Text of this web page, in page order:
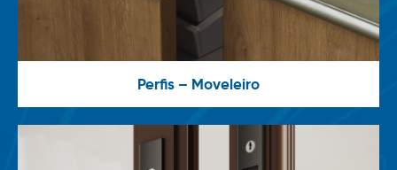
Perfis – Moveleiro